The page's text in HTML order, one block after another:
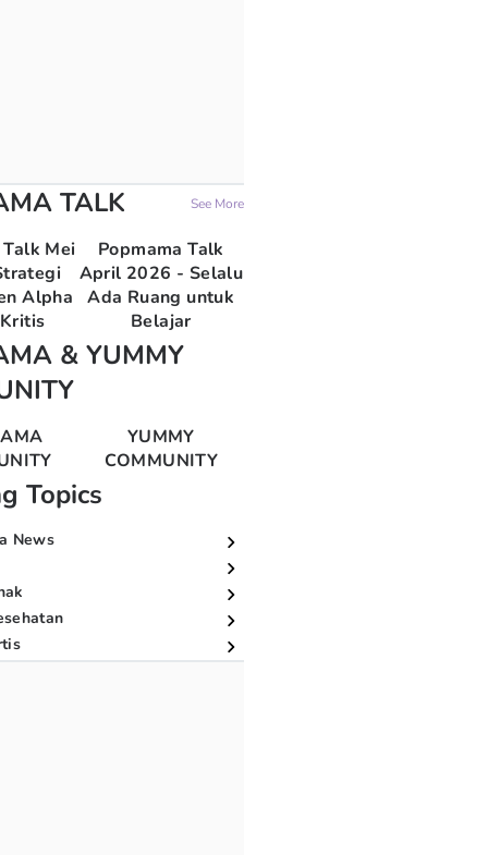
TALK See More
Mei
Alpha
Popmama Talk
April 2026 - Selalu
Ada Ruang untuk
Belajar
& YUMMY
YUMMY
COMMUNITY
Topics
News